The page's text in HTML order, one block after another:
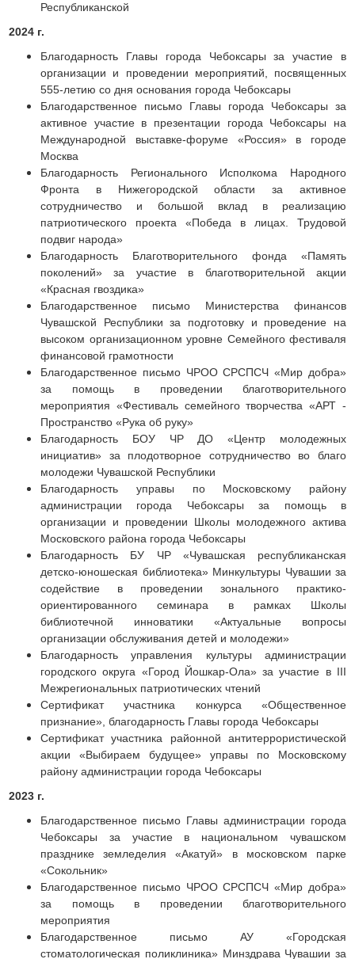
Республиканской
2024 г.
Благодарность Главы города Чебоксары за участие в
организации и проведении мероприятий, посвященных
555-летию со дня основания города Чебоксары
Благодарственное письмо Главы города Чебоксары за
активное участие в презентации города Чебоксары на
Международной выставке-форуме «Россия» в городе
Москва
Благодарность Регионального Исполкома Народного
Фронта в Нижегородской области за активное
сотрудничество и большой вклад в реализацию
патриотического проекта «Победа в лицах. Трудовой
подвиг народа»
Благодарность Благотворительного фонда «Память
поколений» за участие в благотворительной акции
«Красная гвоздика»
Благодарственное письмо Министерства финансов
Чувашской Республики за подготовку и проведение на
высоком организационном уровне Семейного фестиваля
финансовой грамотности
Благодарственное письмо ЧРОО СРСПСЧ «Мир добра»
за помощь в проведении благотворительного
мероприятия «Фестиваль семейного творчества «АРТ -
Пространство «Рука об руку»
Благодарность БОУ ЧР ДО «Центр молодежных
инициатив» за плодотворное сотрудничество во благо
молодежи Чувашской Республики
Благодарность управы по Московскому району
администрации города Чебоксары за помощь в
организации и проведении Школы молодежного актива
Московского района города Чебоксары
Благодарность БУ ЧР «Чувашская республиканская
детско-юношеская библиотека» Минкультуры Чувашии за
содействие в проведении зонального практико-
ориентированного семинара в рамках Школы
библиотечной инноватики «Актуальные вопросы
организации обслуживания детей и молодежи»
Благодарность управления культуры администрации
городского округа «Город Йошкар-Ола» за участие в III
Межрегиональных патриотических чтений
Сертификат участника конкурса «Общественное
признание», благодарность Главы города Чебоксары
Сертификат участника районной антитеррористической
акции «Выбираем будущее» управы по Московскому
району администрации города Чебоксары
2023 г.
Благодарственное письмо Главы администрации города
Чебоксары за участие в национальном чувашском
празднике земледелия «Акатуй» в московском парке
«Сокольник»
Благодарственное письмо ЧРОО СРСПСЧ «Мир добра»
за помощь в проведении благотворительного
мероприятия
Благодарственное письмо АУ «Городская
стоматологическая поликлиника» Минздрава Чувашии за